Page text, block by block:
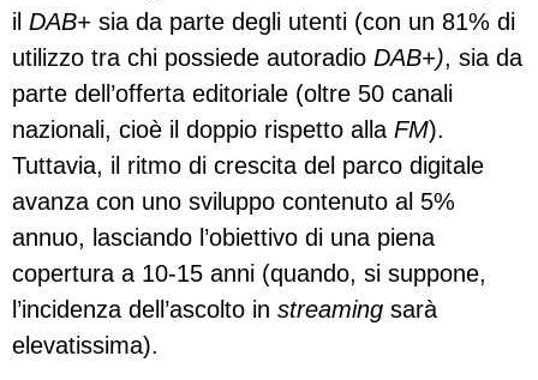
il DAB+ sia da parte degli utenti (con un 81% di
utilizzo tra chi possiede autoradio DAB+), sia da
parte dell’offerta editoriale (oltre 50 canali
nazionali, cioè il doppio rispetto alla FM).
Tuttavia, il ritmo di crescita del parco digitale
avanza con uno sviluppo contenuto al 5%
annuo, lasciando l’obiettivo di una piena
copertura a 10-15 anni (quando, si suppone,
l’incidenza dell’ascolto in streaming sarà
elevatissima).